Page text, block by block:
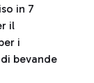
in 7
il
i
bevande